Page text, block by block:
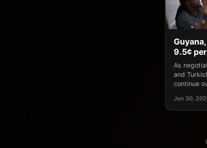
9.5¢
As
and
continue
Jun 30,